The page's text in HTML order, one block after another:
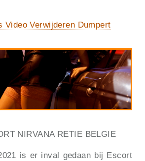
Video Verwijderen Dumpert
NIRVANA RETIE BELGIE
is er inval gedaan bij Escort